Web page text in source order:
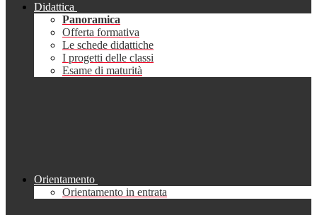
Didattica
Panoramica
Offerta formativa
Le schede didattiche
I progetti delle classi
Esame di maturità
Orientamento
Orientamento in entrata